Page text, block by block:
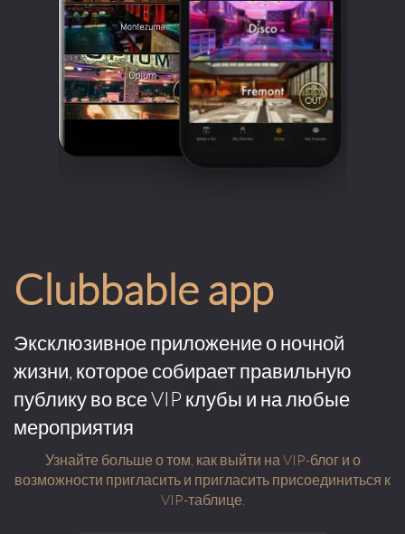
Clubbable app
Эксклюзивное приложение о ночной
жизни, которое собирает правильную
публику во все VIP клубы и на любые
мероприятия
Узнайте больше о том, как выйти на VIP-блог и о
возможности пригласить и пригласить присоединиться к
VIP-таблице.